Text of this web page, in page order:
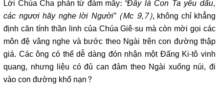
Lời Chúa Cha phán từ đám mây: “Đây là Con Ta yêu dấu,
các ngươi hãy nghe lời Người” (Mc 9,7), không chỉ khẳng
định căn tính thần linh của Chúa Giê-su mà còn mời gọi các
môn đệ vâng nghe và bước theo Ngài trên con đường thập
giá. Các ông có thể dễ dàng đón nhận một Đấng Ki-tô vinh
quang, nhưng liệu có đủ can đảm theo Ngài xuống núi, đi
vào con đường khổ nạn?